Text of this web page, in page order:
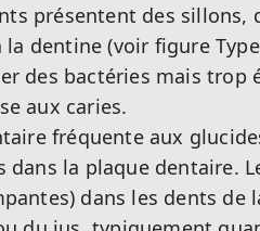
présentent des
la dentine (voir figure
des bactéries mais
aux caries.
fréquente aux
dans la plaque dentaire.
dans les dents